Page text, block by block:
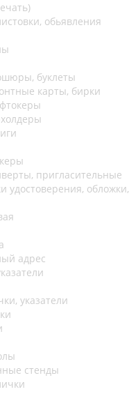
обьявления
буклеты
карты, бирки
пригласительные
удостоверения, обложки,
адрес
указатели
стенды